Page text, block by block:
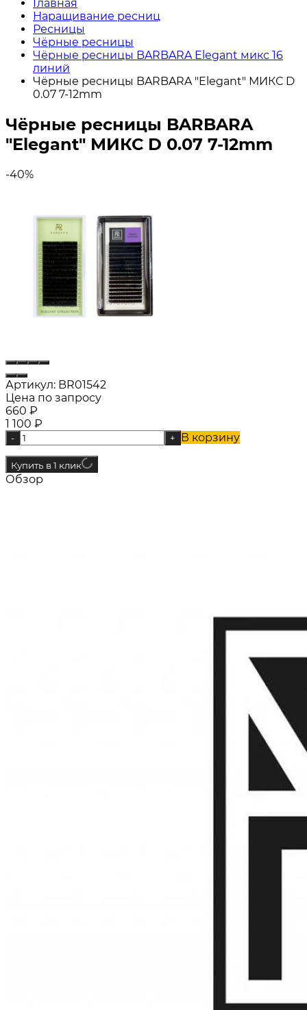
Главная
Наращивание ресниц
Ресницы
Чёрные ресницы
Чёрные ресницы BARBARA Elegant микс 16
линий
Чёрные ресницы BARBARA "Elegant" МИКС D
0.07 7-12mm
Чёрные ресницы BARBARA
"Elegant" МИКС D 0.07 7-12mm
-40%
Артикул: BR01542
Цена по запросу
660 ₽
1 100 ₽
- + В корзину
Купить в 1 клик
Обзор